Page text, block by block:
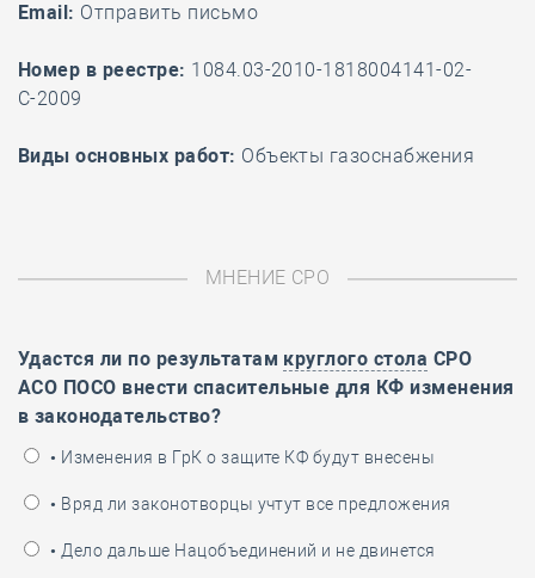
Email: Отправить письмо
Номер в реестре: 1084.03-2010-1818004141-02-
С-2009
Виды основных работ: Объекты газоснабжения
МНЕНИЕ СРО
Удастся ли по результатам круглого стола СРО
АСО ПОСО внести спасительные для КФ изменения
в законодательство?
• Изменения в ГрК о защите КФ будут внесены
• Вряд ли законотворцы учтут все предложения
• Дело дальше Нацобъединений и не двинется